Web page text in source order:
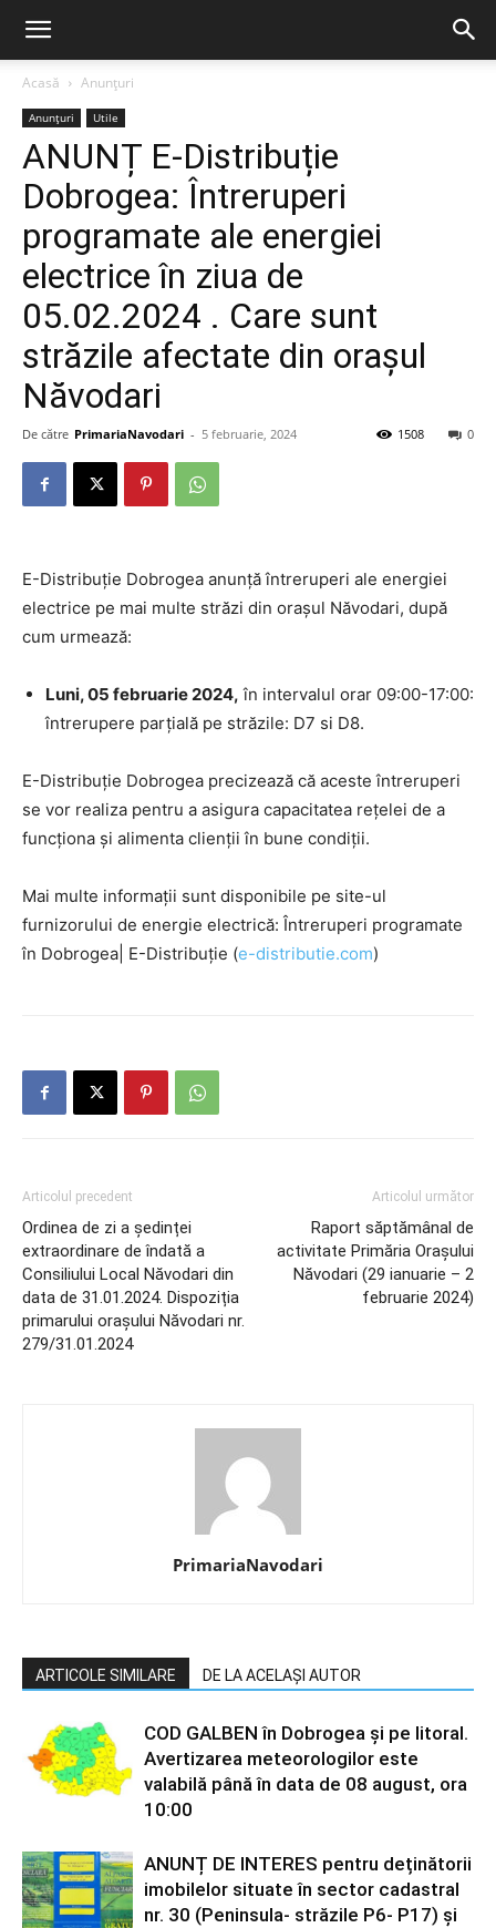
Acasă Anunțuri
Anunțuri Utile
ANUNȚ E-Distribuție
Dobrogea: Întreruperi
programate ale energiei
electrice în ziua de
05.02.2024 . Care sunt
străzile afectate din orașul
Năvodari
De către PrimariaNavodari - 5 februarie, 2024 0
1508
E-Distribuție Dobrogea anunță întreruperi ale energiei
electrice pe mai multe străzi din orașul Năvodari, după
cum urmează:
Luni, 05 februarie 2024, în intervalul orar 09:00-17:00:
întrerupere parțială pe străzile: D7 si D8.
E-Distribuție Dobrogea precizează că aceste întreruperi
se vor realiza pentru a asigura capacitatea rețelei de a
funcționa și alimenta clienții în bune condiții.
Mai multe informații sunt disponibile pe site-ul
furnizorului de energie electrică: Întreruperi programate
în Dobrogea| E-Distribuție (e-distributie.com)
Articolul precedent
Ordinea de zi a ședinței
extraordinare de îndată a
Consiliului Local Năvodari din
data de 31.01.2024. Dispoziția
primarului orașului Năvodari nr.
279/31.01.2024
Articolul următor
Raport săptămânal de
activitate Primăria Orașului
Năvodari (29 ianuarie – 2
februarie 2024)
PrimariaNavodari
ARTICOLE SIMILARE DE LA ACELAȘI AUTOR
COD GALBEN în Dobrogea și pe litoral.
Avertizarea meteorologilor este
valabilă până în data de 08 august, ora
10:00
ANUNȚ DE INTERES pentru deținătorii
imobilelor situate în sector cadastral
nr. 30 (Peninsula- străzile P6- P17) și